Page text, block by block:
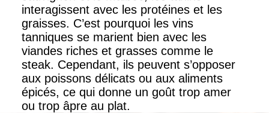
interagissent avec les protéines et les
graisses. C’est pourquoi les vins
tanniques se marient bien avec les
viandes riches et grasses comme le
steak. Cependant, ils peuvent s’opposer
aux poissons délicats ou aux aliments
épicés, ce qui donne un goût trop amer
ou trop âpre au plat.